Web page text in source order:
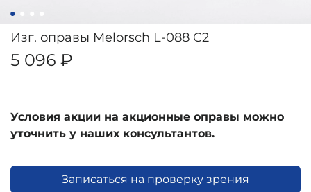
Изг. оправы Melorsch L-088 C2
5 096 ₽
Условия акции на акционные оправы можно
уточнить у наших консультантов.
Записаться на проверку зрения